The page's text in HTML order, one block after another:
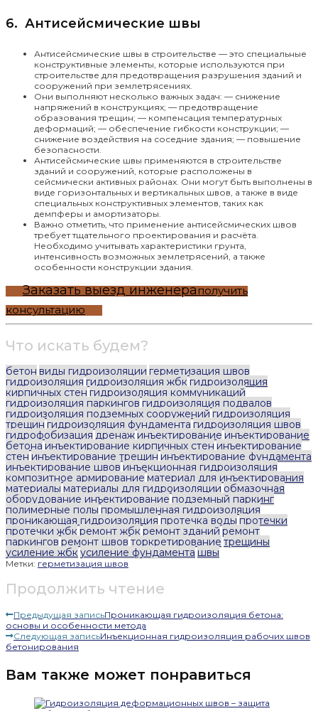
6. Антисейсмические швы
Антисейсмические швы в строительстве — это специальные
конструктивные элементы, которые используются при
строительстве для предотвращения разрушения зданий и
сооружений при землетрясениях.
Они выполняют несколько важных задач: — снижение
напряжений в конструкциях; — предотвращение
образования трещин; — компенсация температурных
деформаций; — обеспечение гибкости конструкции; —
снижение воздействия на соседние здания; — повышение
безопасности.
Антисейсмические швы применяются в строительстве
зданий и сооружений, которые расположены в
сейсмически активных районах. Они могут быть выполнены в
виде горизонтальных и вертикальных швов, а также в виде
специальных конструктивных элементов, таких как
демпферы и амортизаторы.
Важно отметить, что применение антисейсмических швов
требует тщательного проектирования и расчёта.
Необходимо учитывать характеристики грунта,
интенсивность возможных землетрясений, а также
особенности конструкции здания.
Заказать выезд инженераполучить
консультацию
Что искать будем?
бетон виды гидроизоляции герметизация швов
гидроизоляция гидроизоляция жбк гидроизоляция
кирпичных стен гидроизоляция коммуникаций
гидроизоляция паркингов гидроизоляция подвалов
гидроизоляция подземных сооружений гидроизоляция
трещин гидроизоляция фундамента гидроизоляция швов
гидрофобизация дренаж инъектирование инъектирование
бетона инъектирование кирпичных стен инъектирование
стен инъектирование трещин инъектирование фундамента
инъектирование швов инъекционная гидроизоляция
композитное армирование материал для инъектирования
материалы материалы для гидроизоляции обмазочная
оборудование инъектирование подземный паркинг
полимерные полы промышленная гидроизоляция
проникающая гидроизоляция протечка воды протечки
протечки жбкремонт жбкремонт зданий ремонт
паркингов ремонт швов торкретирование трещины
усиление жбкусиление фундамента швы
Метки: герметизация швов
Продолжить чтение
Предыдущая записьПроникающая гидроизоляция бетона:
основы и особенности метода
Следующая записьИнъекционная гидроизоляция рабочих швов
бетонирования
Вам также может понравиться